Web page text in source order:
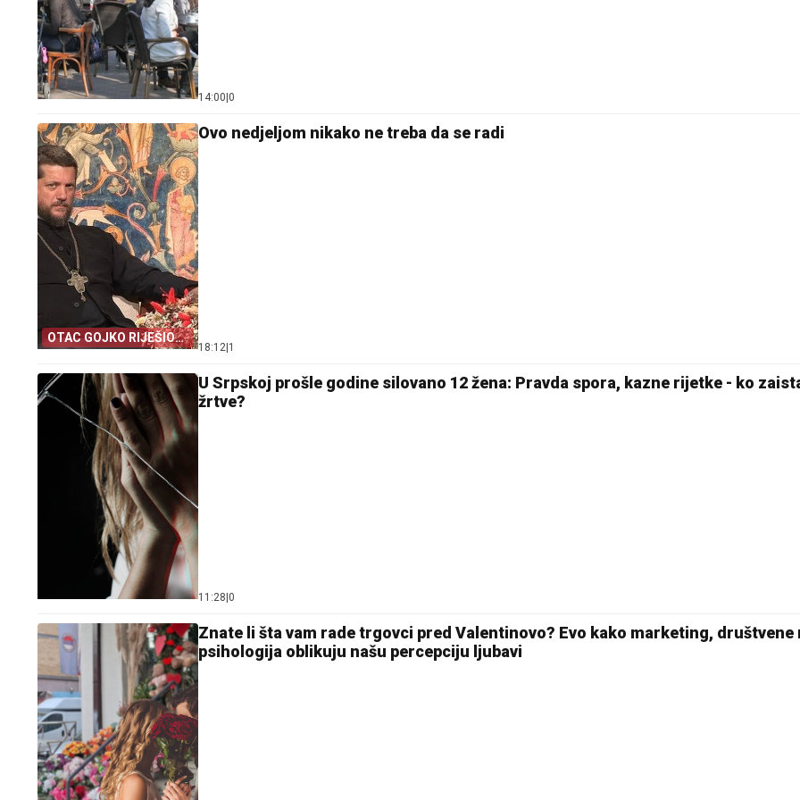
14:00 0
OTAC GOJKO RIJEŠIO
VJEČITU DILEMU
Ovo nedjeljom nikako ne treba da se radi
18:12 1
U Srpskoj prošle godine silovano 12 žena: Pravda spora, kazne rijetke - ko
žrtve?
11:28 0
Znate li šta vam rade trgovci pred Valentinovo? Evo kako marketing, društvene
psihologija oblikuju našu percepciju ljubavi